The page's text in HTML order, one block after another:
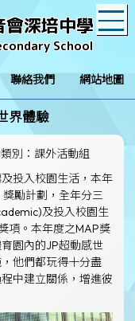
會深培中學
School
聯絡我們 網站地圖
界體驗
別：課外活動組
投入校園生活，本年
勵計劃，全年分三
及投入校園生
項。本年度之MAP獎
園內的JP超動感世
他們都玩得十分盡
中建立關係，增進彼